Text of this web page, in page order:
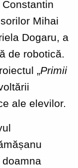
Constantin
Mihai
Dogaru, a
de robotică.
„Primii
ale elevilor.